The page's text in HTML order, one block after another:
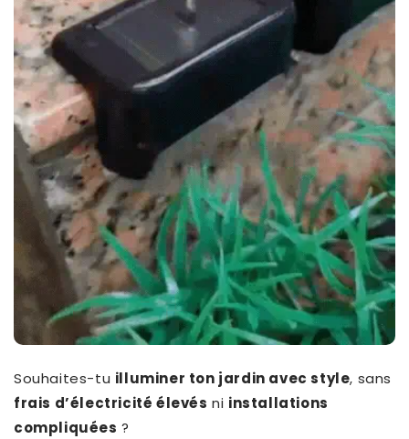
Souhaites-tu illuminer ton jardin avec style, sans
frais d’électricité élevés ni installations
compliquées ?